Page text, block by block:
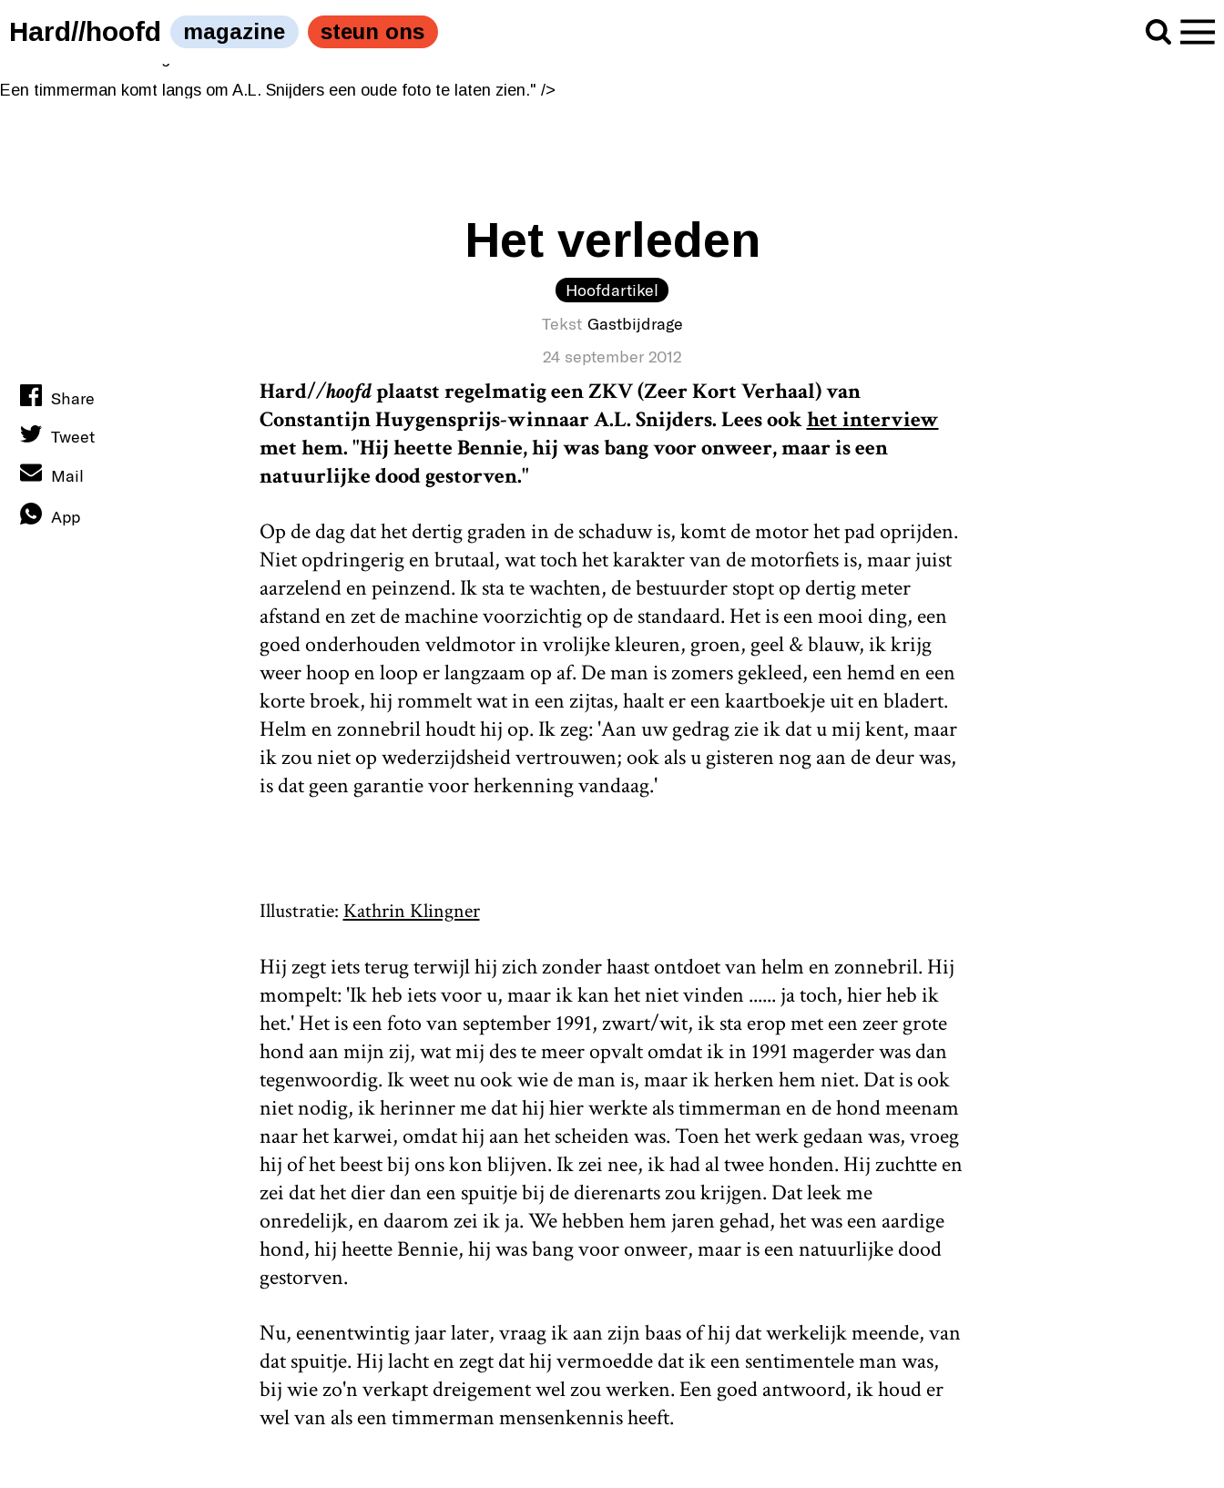
Een timmerman komt langs om A.L. Snijders een oude foto te laten zien." />
Een timmerman komt langs om A.L. Snijders een oude foto te laten zien." />
Hard//hoofd magazine steun ons
Het verleden
Hoofdartikel
Tekst Gastbijdrage
24 september 2012
Hard//hoofdplaatst regelmatig een ZKV (Zeer Kort Verhaal) van
Constantijn Huygensprijs-winnaar A.L. Snijders. Lees ookhet interview
met hem. "Hij heette Bennie, hij was bang voor onweer, maar is een
natuurlijke dood gestorven."
Op de dag dat het dertig graden in de schaduw is, komt de motor het pad oprijden.
Niet opdringerig en brutaal, wat toch het karakter van de motorfiets is, maar juist
aarzelend en peinzend. Ik sta te wachten, de bestuurder stopt op dertig meter
afstand en zet de machine voorzichtig op de standaard. Het is een mooi ding, een
goed onderhouden veldmotor in vrolijke kleuren, groen, geel & blauw, ik krijg
weer hoop en loop er langzaam op af. De man is zomers gekleed, een hemd en een
korte broek, hij rommelt wat in een zijtas, haalt er een kaartboekje uit en bladert.
Helm en zonnebril houdt hij op. Ik zeg: 'Aan uw gedrag zie ik dat u mij kent, maar
ik zou niet op wederzijdsheid vertrouwen; ook als u gisteren nog aan de deur was,
is dat geen garantie voor herkenning vandaag.'
Illustratie: Kathrin Klingner
Hij zegt iets terug terwijl hij zich zonder haast ontdoet van helm en zonnebril. Hij
mompelt: 'Ik heb iets voor u, maar ik kan het niet vinden ...... ja toch, hier heb ik
het.' Het is een foto van september 1991, zwart/wit, ik sta erop met een zeer grote
hond aan mijn zij, wat mij des te meer opvalt omdat ik in 1991 magerder was dan
tegenwoordig. Ik weet nu ook wie de man is, maar ik herken hem niet. Dat is ook
niet nodig, ik herinner me dat hij hier werkte als timmerman en de hond meenam
naar het karwei, omdat hij aan het scheiden was. Toen het werk gedaan was, vroeg
hij of het beest bij ons kon blijven. Ik zei nee, ik had al twee honden. Hij zuchtte en
zei dat het dier dan een spuitje bij de dierenarts zou krijgen. Dat leek me
onredelijk, en daarom zei ik ja. We hebben hem jaren gehad, het was een aardige
hond, hij heette Bennie, hij was bang voor onweer, maar is een natuurlijke dood
gestorven.
Nu, eenentwintig jaar later, vraag ik aan zijn baas of hij dat werkelijk meende, van
dat spuitje. Hij lacht en zegt dat hij vermoedde dat ik een sentimentele man was,
bij wie zo'n verkapt dreigement wel zou werken. Een goed antwoord, ik houd er
wel van als een timmerman mensenkennis heeft.
Share
Tweet
Mail
App